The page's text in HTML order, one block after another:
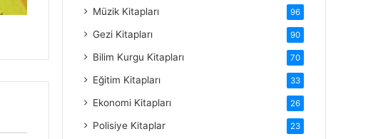
Müzik Kitapları 96
Gezi Kitapları 90
Bilim Kurgu Kitapları 70
Eğitim Kitapları 33
Ekonomi Kitapları 26
Polisiye Kitaplar 23